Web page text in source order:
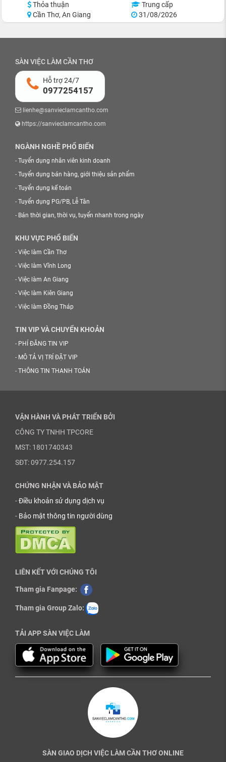
Thỏa thuận
Trung cấp
Cần Thơ, An Giang
31/08/2026
SÀN VIỆC LÀM CẦN THƠ
Hỗ trợ 24/7
0977254157
lienhe@sanvieclamcantho.com
https://sanvieclamcantho.com
NGÀNH NGHỀ PHỔ BIẾN
- Tuyển dụng nhân viên kinh doanh
- Tuyển dụng bán hàng, giới thiệu sản phẩm
- Tuyển dụng kế toán
- Tuyển dụng PG/PB, Lễ Tân
- Bán thời gian, thời vụ, tuyển nhanh trong ngày
KHU VỰC PHỔ BIẾN
- Việc làm Cần Thơ
- Việc làm Vĩnh Long
- Việc làm An Giang
- Việc làm Kiên Giang
- Việc làm Đồng Tháp
TIN VIP VÀ CHUYỂN KHOẢN
- PHÍ ĐĂNG TIN VIP
- MÔ TẢ VỊ TRÍ ĐẶT VIP
- THÔNG TIN THANH TOÁN
VẬN HÀNH VÀ PHÁT TRIỂN BỞI
CÔNG TY TNHH TPCORE
MST: 1801740343
SĐT: 0977.254.157
CHỨNG NHẬN VÀ BẢO MẬT
-Điều khoản sử dụng dịch vụ
- Bảo mật thông tin người dùng
LIÊN KẾT VỚI CHÚNG TÔI
Tham gia Fanpage:
Tham gia Group Zalo:
TẢI APP SÀN VIỆC LÀM
SÀN GIAO DỊCH VIỆC LÀM CẦN THƠ ONLINE